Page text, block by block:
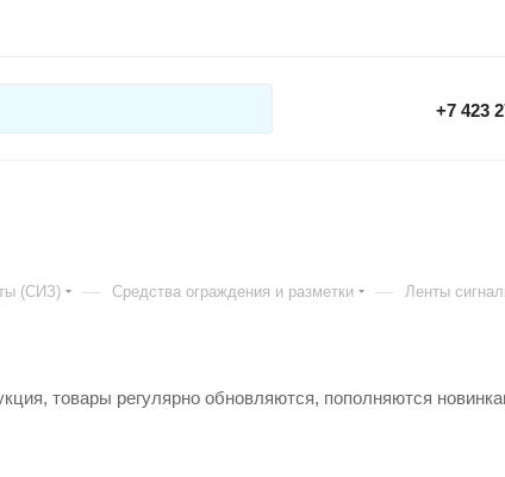
+7 423
(СИЗ) — Средства ограждения и разметки — Ленты
товары регулярно обновляются, пополняются